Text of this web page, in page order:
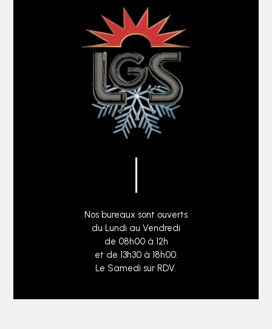
Nos bureaux sont ouverts
du Lundi au Vendredi
de 08h00 à 12h
et de 13h30 à 18h00.
Le Samedi sur RDV.